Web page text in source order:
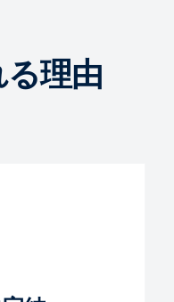
理由